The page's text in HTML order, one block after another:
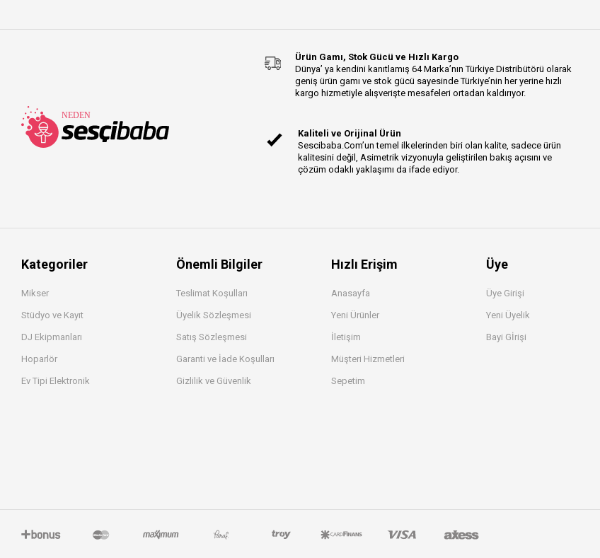
Ürün Gamı, Stok Gücü ve Hızlı Kargo
Dünya’ ya kendini kanıtlamış 64 Marka’nın Türkiye Distribütörü olarak
geniş ürün gamı ve stok gücü sayesinde Türkiye’nin her yerine hızlı
kargo hizmetiyle alışverişte mesafeleri ortadan kaldırıyor.
Kaliteli ve Orijinal Ürün
Sescibaba.Com’un temel ilkelerinden biri olan kalite, sadece ürün
kalitesini değil, Asimetrik vizyonuyla geliştirilen bakış açısını ve
çözüm odaklı yaklaşımı da ifade ediyor.
Kategoriler
Mikser
Stüdyo ve Kayıt
DJ Ekipmanları
Hoparlör
Ev Tipi Elektronik
Önemli Bilgiler
Teslimat Koşulları
Üyelik Sözleşmesi
Satış Sözleşmesi
Garanti ve İade Koşulları
Gizlilik ve Güvenlik
Hızlı Erişim
Anasayfa
Yeni Ürünler
İletişim
Müşteri Hizmetleri
Sepetim
Üye
Üye Girişi
Yeni Üyelik
Bayi Gİrişi